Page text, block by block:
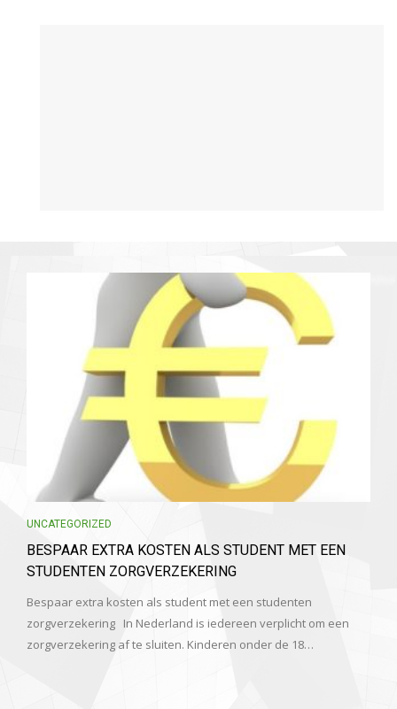
UNCATEGORIZED
BESPAAR EXTRA KOSTEN ALS STUDENT MET EEN
STUDENTEN ZORGVERZEKERING
Bespaar extra kosten als student met een studenten
zorgverzekering In Nederland is iedereen verplicht om een
zorgverzekering af te sluiten. Kinderen onder de 18…